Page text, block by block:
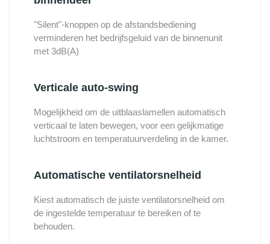
"Silent"-knoppen op de afstandsbediening
verminderen het bedrijfsgeluid van de binnenunit
met 3dB(A)
Verticale auto-swing
Mogelijkheid om de uitblaaslamellen automatisch
verticaal te laten bewegen, voor een gelijkmatige
luchtstroom en temperatuurverdeling in de kamer.
Automatische ventilatorsnelheid
Kiest automatisch de juiste ventilatorsnelheid om
de ingestelde temperatuur te bereiken of te
behouden.